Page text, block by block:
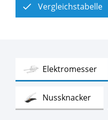
Vergleichstabelle
ElektromesserTest
NussknackerTest